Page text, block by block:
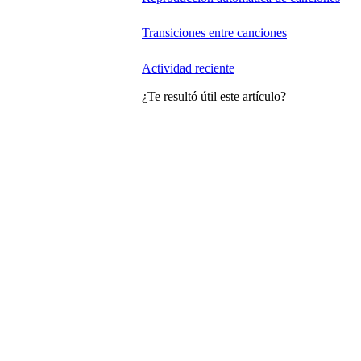
Transiciones entre canciones
Actividad reciente
¿Te resultó útil este artículo?